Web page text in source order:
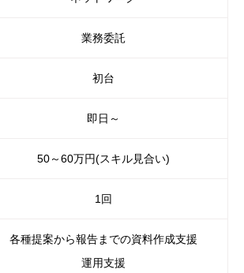
業務委託
初台
即日～
50～60万円(スキル見合い)
1回
各種提案から報告までの資料作成支援
運用支援